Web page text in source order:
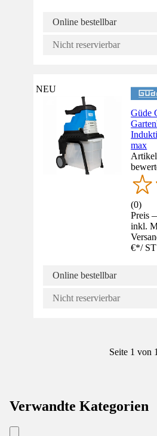
Online bestellbar
Nicht reservierbar
NEU
Güde
max
(0)
Preis
inkl.
€*/ ST
Online bestellbar
Nicht reservierbar
Seite 1 von 1
Verwandte Kategorien